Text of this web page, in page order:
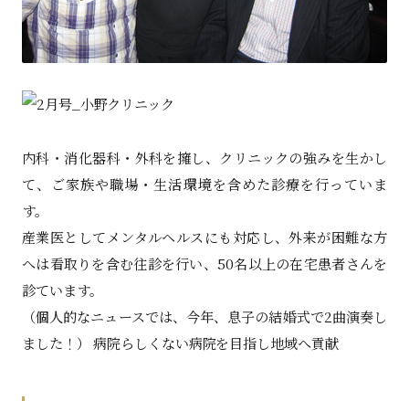
内科・消化器科・外科を擁し、クリニックの強みを生かし
て、ご家族や職場・生活環境を含めた診療を行っていま
す。
産業医としてメンタルヘルスにも対応し、外来が困難な方
へは看取りを含む往診を行い、50名以上の在宅患者さんを
診ています。
（個人的なニュースでは、今年、息子の結婚式で2曲演奏し
ました！） 病院らしくない病院を目指し地域へ貢献